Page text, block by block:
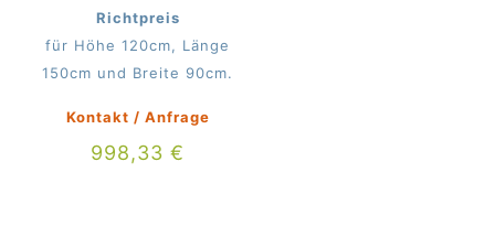
Richtpreis
für Höhe 120cm, Länge
150cm und Breite 90cm.
Kontakt / Anfrage
998,33€